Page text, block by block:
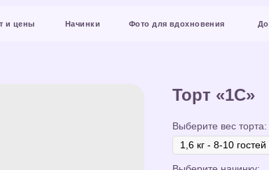
Фото для вдохновения Доставка и оплата
Начинки
Торт «1С»
Выберите вес торта: